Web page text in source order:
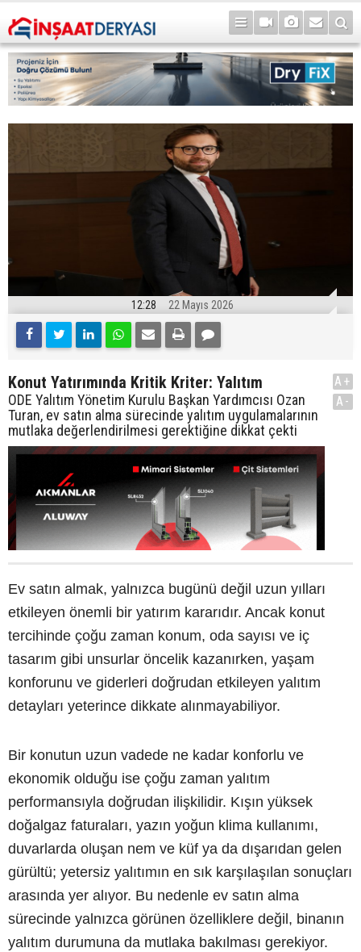
12:28 22 Mayıs 2026
Konut Yatırımında Kritik Kriter: Yalıtım
ODE Yalıtım Yönetim Kurulu Başkan Yardımcısı Ozan
Turan, ev satın alma sürecinde yalıtım uygulamalarının
mutlaka değerlendirilmesi gerektiğine dikkat çekti
A+
A-
Ev satın almak, yalnızca bugünü değil uzun yılları
etkileyen önemli bir yatırım kararıdır. Ancak konut
tercihinde çoğu zaman konum, oda sayısı ve iç
tasarım gibi unsurlar öncelik kazanırken, yaşam
konforunu ve giderleri doğrudan etkileyen yalıtım
detayları yeterince dikkate alınmayabiliyor.
Bir konutun uzun vadede ne kadar konforlu ve
ekonomik olduğu ise çoğu zaman yalıtım
performansıyla doğrudan ilişkilidir. Kışın yüksek
doğalgaz faturaları, yazın yoğun klima kullanımı,
duvarlarda oluşan nem ve küf ya da dışarıdan gelen
gürültü; yetersiz yalıtımın en sık karşılaşılan sonuçları
arasında yer alıyor. Bu nedenle ev satın alma
sürecinde yalnızca görünen özelliklere değil, binanın
yalıtım durumuna da mutlaka bakılması gerekiyor.